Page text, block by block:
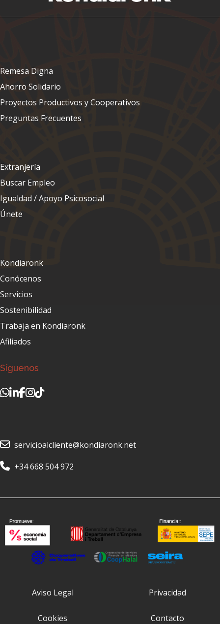
Remesa Digna
Ahorro Solidario
Proyectos Productivos y Cooperativos
Preguntas Frecuentes
Extranjería
Buscar Empleo
Igualdad / Apoyo Psicosocial
Únete
Kondiaronk
Conócenos
Servicios
Sostenibilidad
Trabaja en Kondiaronk
Afiliados
Síguenos
servicioalcliente@kondiaronk.net
+34 668 504 972
Aviso Legal Privacidad
Cookies Contacto